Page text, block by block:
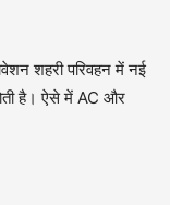
शहरी परिवहन में नई
है। ऐसे में AC और